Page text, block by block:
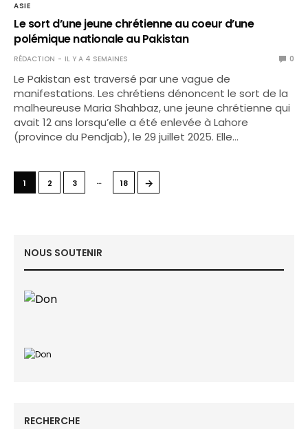
ASIE
Le sort d’une jeune chrétienne au coeur d’une
polémique nationale au Pakistan
RÉDACTION IL Y A 4 SEMAINES 0
Le Pakistan est traversé par une vague de
manifestations. Les chrétiens dénoncent le sort de la
malheureuse Maria Shahbaz, une jeune chrétienne qui
avait 12 ans lorsqu’elle a été enlevée à Lahore
(province du Pendjab), le 29 juillet 2025. Elle…
1 2 3 … 18 →
NOUS SOUTENIR
RECHERCHE